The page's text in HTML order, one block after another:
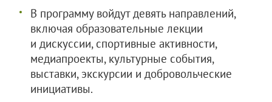
В программу войдут девять направлений,
включая образовательные лекции
и дискуссии, спортивные активности,
медиапроекты, культурные события,
выставки, экскурсии и добровольческие
инициативы.